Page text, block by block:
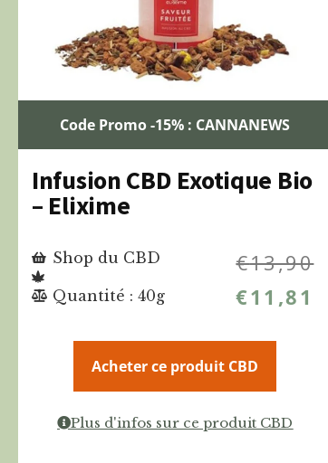
Code Promo -15% : CANNANEWS
Infusion CBD Exotique Bio
– Elixime
Shop du CBD
Quantité : 40g
€13,90
€11,81
Acheter ce produit CBD
Plus d'infos sur ce produit CBD